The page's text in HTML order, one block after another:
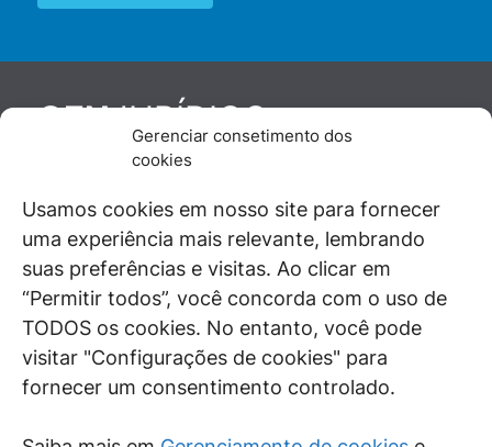
Gerenciar consetimento dos
cookies
Usamos cookies em nosso site para fornecer
uma experiência mais relevante, lembrando
suas preferências e visitas. Ao clicar em
“Permitir todos”, você concorda com o uso de
TODOS os cookies. No entanto, você pode
visitar "Configurações de cookies" para
fornecer um consentimento controlado.
GENJURÍDICO
De maneira independente, os autores e
juristas e doutrinadores nacionais, se posicionam
diante de questões relevantes do cotidiano e
universo jurídico.